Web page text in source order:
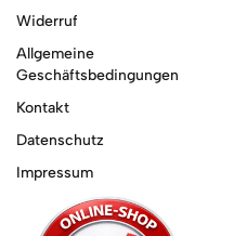
Widerruf
Allgemeine
Geschäftsbedingungen
Kontakt
Datenschutz
Impressum